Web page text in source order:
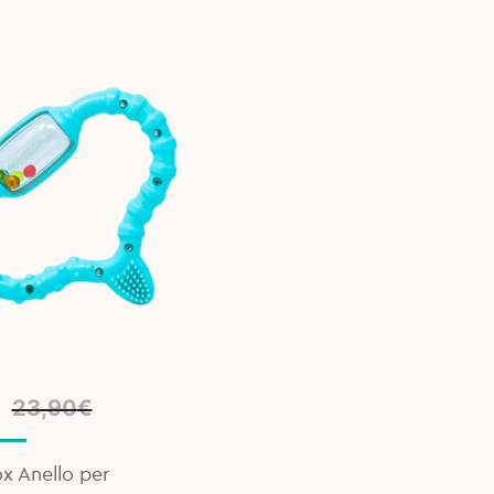
23,90€
Anello per